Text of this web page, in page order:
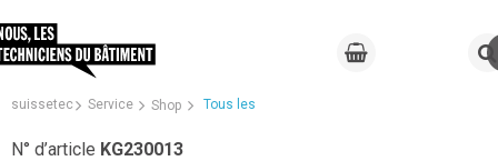
suissetec Service Shop Tous les
N° d’article KG230013